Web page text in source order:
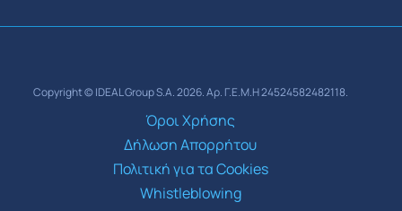
Copyright © IDEAL Group S.A. 2026. Αρ. Γ.Ε.Μ.Η 24524582482118.
Όροι Χρήσης
Δήλωση Απορρήτου
Πολιτική για τα Cookies
Whistleblowing